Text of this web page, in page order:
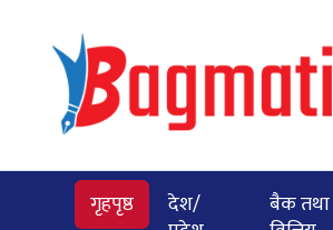
गृहपृष्ठ
देश/
बैक तथा